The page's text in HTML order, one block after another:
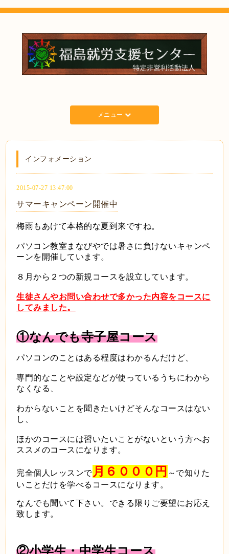
メニュー
インフォメーション
2015-07-27 13:47:00
サマーキャンペーン開催中
梅雨もあけて本格的な夏到来ですね。
パソコン教室まなびやでは暑さに負けないキャンペ
ーンを開催しています。
８月から２つの新規コースを設立しています。
生徒さんやお問い合わせで多かった内容をコースに
してみました。
①なんでも寺子屋コース
パソコンのことはある程度はわかるんだけど、
専門的なことや設定などが使っているうちにわから
なくなる、
わからないことを聞きたいけどそんなコースはない
し、
ほかのコースには習いたいことがないという方へお
ススメのコースになります。
完全個人レッスンで月６０００円 ～で知りた
いことだけを学べるコースになります。
なんでも聞いて下さい。できる限りご要望にお応え
致します。
②小学生・中学生コース